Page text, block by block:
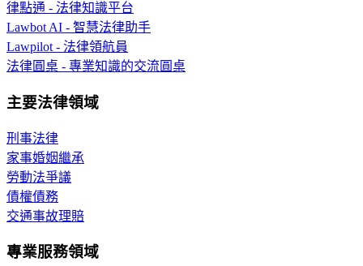
律點通 - 法律知識平台
Lawbot AI - 智慧法律助手
Lawpilot - 法律領航員
法律圓桌 - 專業知識的交流圓桌
主要法律領域
刑事法律
家事婚姻繼承
勞動法爭議
債權債務
交通事故理賠
專業服務領域